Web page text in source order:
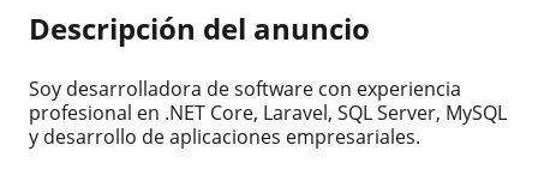
Descripción del anuncio
Soy desarrolladora de software con experiencia
profesional en .NET Core, Laravel, SQL Server, MySQL
y desarrollo de aplicaciones empresariales.